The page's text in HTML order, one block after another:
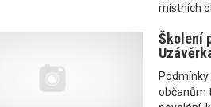
místních
Školení
občanům